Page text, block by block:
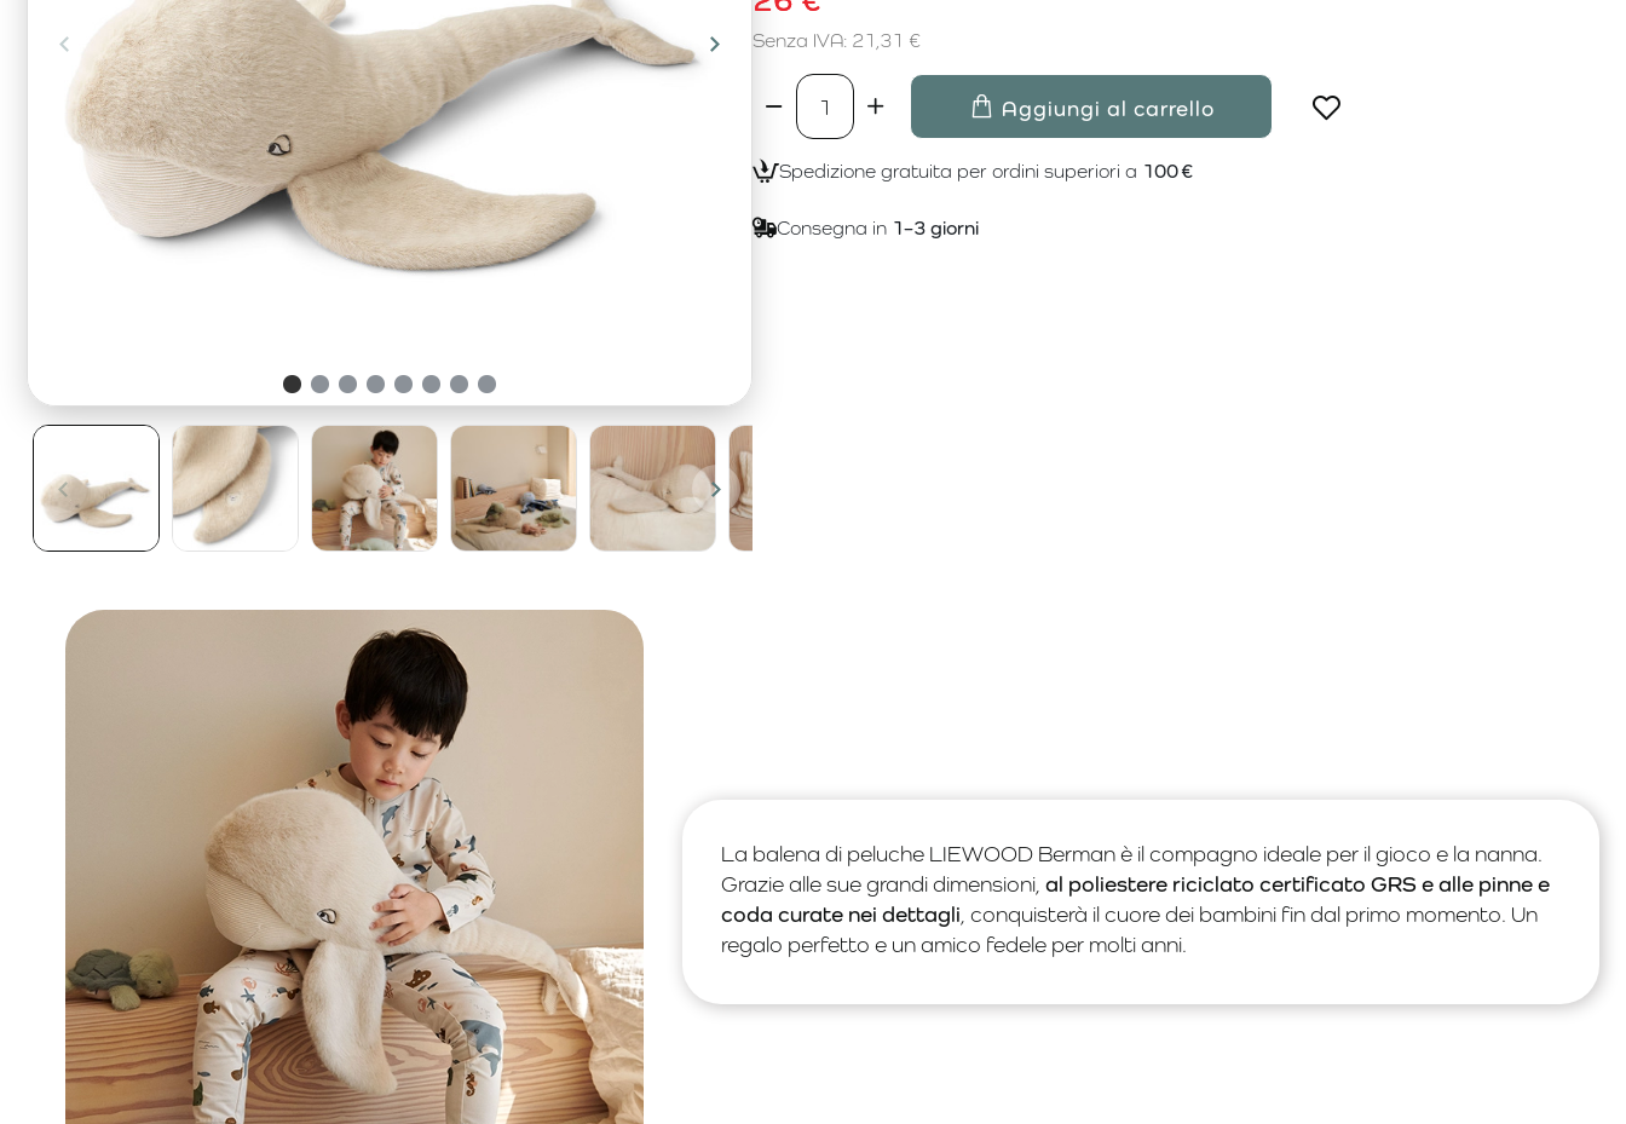
Senza IVA: 21,31 €
Aggiungi al carrello
Spedizione gratuita per ordini superiori a 100 €
Consegna in 1–3 giorni
La balena di peluche LIEWOOD Berman è il compagno ideale per il gioco e la nanna.
Grazie alle sue grandi dimensioni, al poliestere riciclato certificato GRS e alle pinne e
coda curate nei dettagli , conquisterà il cuore dei bambini fin dal primo momento. Un
regalo perfetto e un amico fedele per molti anni.